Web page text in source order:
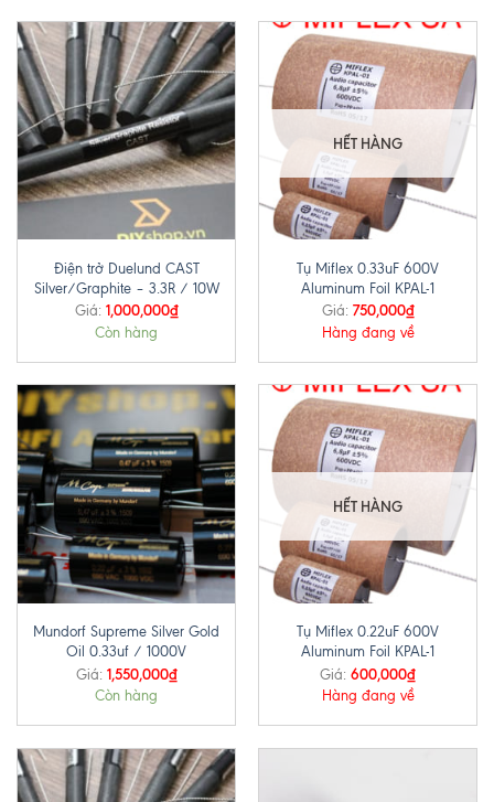
Điện trở Duelund CAST
Silver/Graphite – 3.3R / 10W
Giá: 1,000,000₫
Còn hàng
HẾT HÀNG
Tụ Miflex 0.33uF 600V
Aluminum Foil KPAL-1
Giá: 750,000₫
Hàng đang về
Mundorf Supreme Silver Gold
Oil 0.33uf / 1000V
Giá: 1,550,000₫
Còn hàng
HẾT HÀNG
Tụ Miflex 0.22uF 600V
Aluminum Foil KPAL-1
Giá: 600,000₫
Hàng đang về